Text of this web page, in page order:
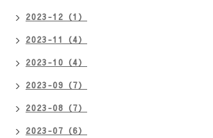
2023-12（1）
2023-11（4）
2023-10（4）
2023-09（7）
2023-08（7）
2023-07（6）